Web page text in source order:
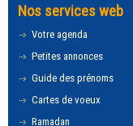
Nos services web
Votre agenda
Petites annonces
Guide des prénoms
Cartes de voeux
Ramadan